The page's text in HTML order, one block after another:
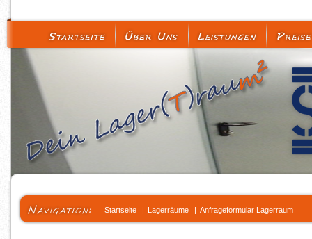
Startseite | Lagerräume | Anfrageformular Lagerraum